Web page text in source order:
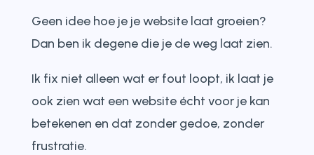
Geen idee hoe je je website laat groeien?
Dan ben ik degene die je de weg laat zien.
Ik fix niet alleen wat er fout loopt, ik laat je
ook zien wat een website écht voor je kan
betekenen en dat zonder gedoe, zonder
frustratie.